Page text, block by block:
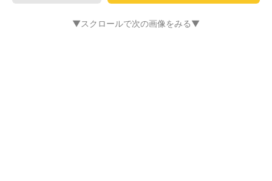
▼スクロールで次の画像をみる▼